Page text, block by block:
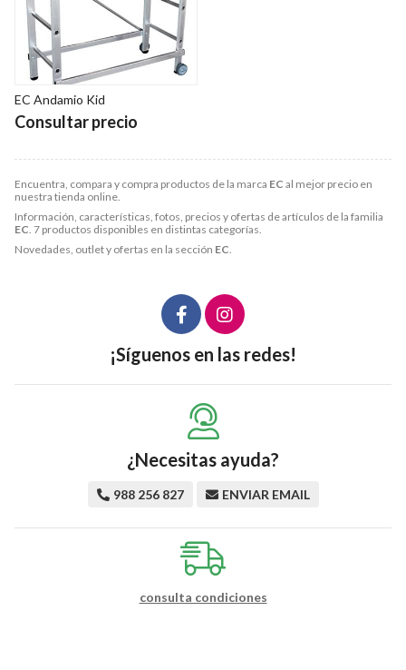
Encuentra, compara y compra productos de la marca EC al mejor precio en
nuestra tienda online.
Información, características, fotos, precios y ofertas de artículos de la familia
EC. 7 productos disponibles en distintas categorías.
Novedades, outlet y ofertas en la sección EC.
EC Andamio Kid
Consultar precio
¡Síguenos en las redes!
¿Necesitas ayuda?
988 256 827 ENVIAR EMAIL
consulta condiciones